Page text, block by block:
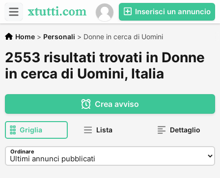
Inserisci un annuncio
Home > Personali > Donne in cerca di Uomini
2553 risultati trovati in Donne
in cerca di Uomini, Italia
Crea avviso
Griglia Lista Dettaglio
Ordinare